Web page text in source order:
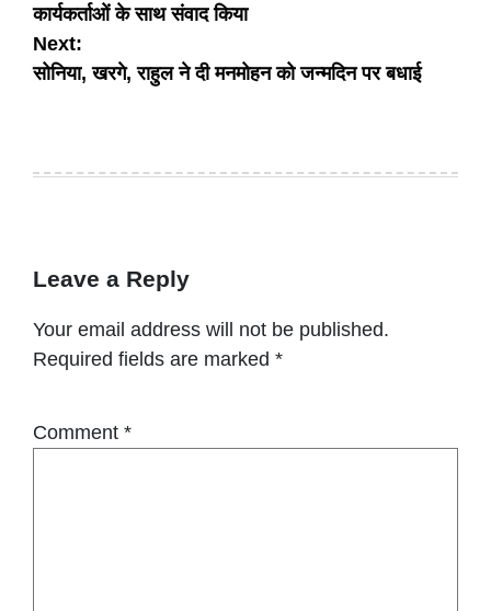
कार्यकर्ताओं के साथ संवाद किया
Next:
सोनिया, खरगे, राहुल ने दी मनमोहन को जन्मदिन पर बधाई
Leave a Reply
Your email address will not be published.
Required fields are marked *
Comment *